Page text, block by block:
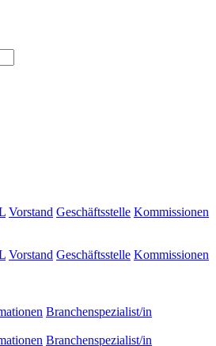
Vorstand Geschäftsstelle Kommissionen
Vorstand Geschäftsstelle Kommissionen
Branchenspezialist/in
Branchenspezialist/in